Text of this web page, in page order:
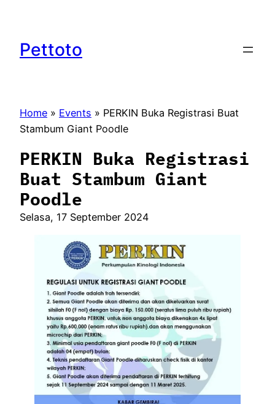
konten
Pettoto
Home » Events » PERKIN Buka Registrasi Buat
Stambum Giant Poodle
PERKIN Buka Registrasi
Buat Stambum Giant
Poodle
Selasa, 17 September 2024